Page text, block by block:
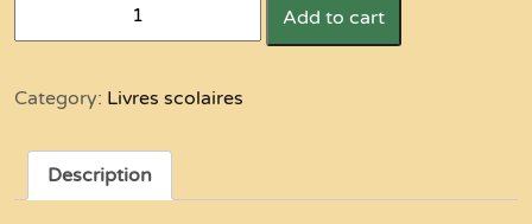
Add to cart
Category: Livres scolaires
Description